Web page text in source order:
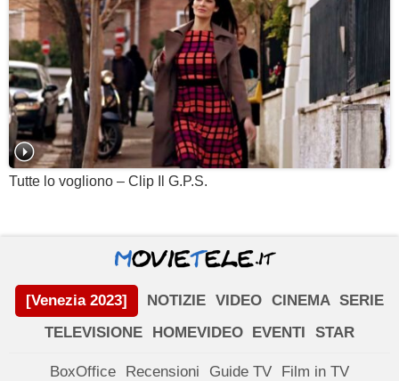
Tutte lo vogliono – Clip Il G.P.S.
[Venezia 2023] NOTIZIE VIDEO CINEMA SERIE
TELEVISIONE
HOMEVIDEO EVENTI STAR
BoxOffice Recensioni Guide TV Film in TV